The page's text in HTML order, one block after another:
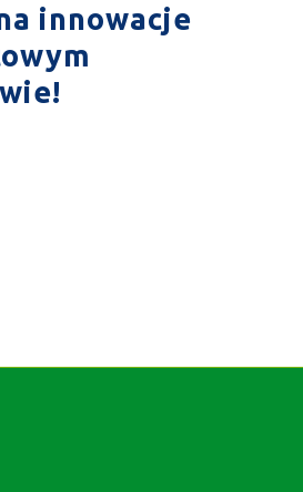
innowacje